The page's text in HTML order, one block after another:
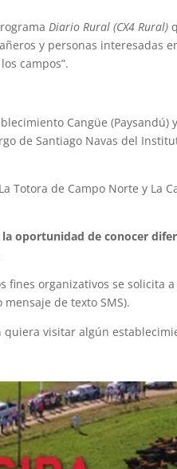
Diario Rural (CX4 Rural)
y personas interesadas
campos”.
Cangüe (Paysandú)
de Santiago Navas del
Totora de Campo Norte y La
la oportunidad de conocer
fines organizativos se solicita
de texto SMS).
visitar algún